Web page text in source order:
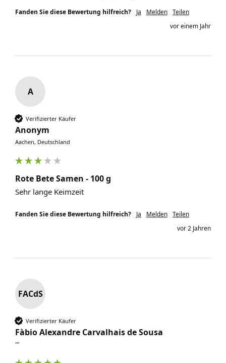
Fanden Sie diese Bewertung hilfreich? Ja Melden Teilen
vor einem Jahr
A
Verifizierter Käufer
Anonym
Aachen, Deutschland
Rote Bete Samen - 100 g
Sehr lange Keimzeit
Fanden Sie diese Bewertung hilfreich? Ja Melden Teilen
vor 2 Jahren
FACdS
Verifizierter Käufer
Fàbio Alexandre Carvalhais de Sousa
""